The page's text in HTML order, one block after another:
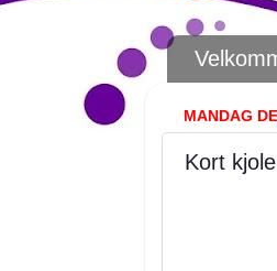
MANDAG
Kort kjole